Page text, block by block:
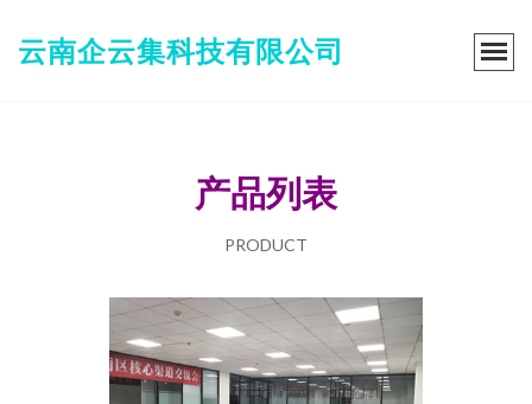
云南企云集科技有限公司
产品列表
PRODUCT